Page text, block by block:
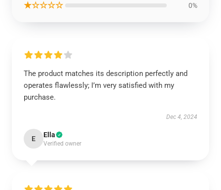
★☆☆☆☆ 0%
The product matches its description perfectly and
operates flawlessly; I’m very satisfied with my
purchase.
Dec 4, 2024
E Ella
Verified owner